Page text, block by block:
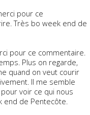
pour ce
Très bo week end de
pour ce commentaire.
Plus on regarde,
quand on veut courir
Il me semble
voir ce qui nous
end de Pentecôte.